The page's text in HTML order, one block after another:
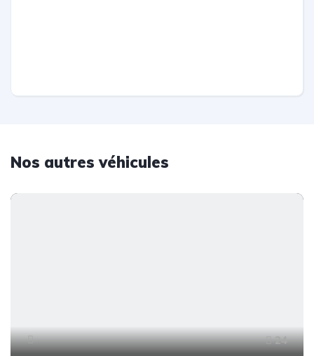
Nos autres véhicules
24